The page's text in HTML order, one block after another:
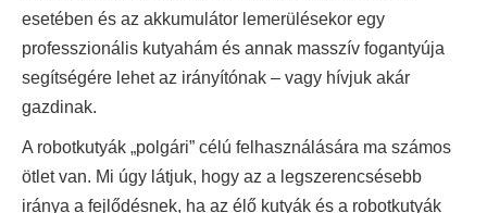
esetében és az akkumulátor lemerülésekor egy
professzionális kutyahám és annak masszív fogantyúja
segítségére lehet az irányítónak – vagy hívjuk akár
gazdinak.
A robotkutyák „polgári” célú felhasználására ma számos
ötlet van. Mi úgy látjuk, hogy az a legszerencsésebb
iránya a fejlődésnek, ha az élő kutyák és a robotkutyák